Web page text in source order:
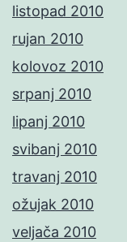
listopad 2010
rujan 2010
kolovoz 2010
srpanj 2010
lipanj 2010
svibanj 2010
travanj 2010
ožujak 2010
veljača 2010